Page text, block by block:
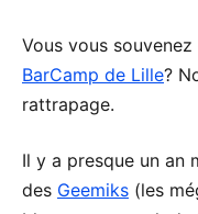
Vous vous
BarCamp de Lille?
rattrapage.
Il y a presque un an
des Geemiks (les